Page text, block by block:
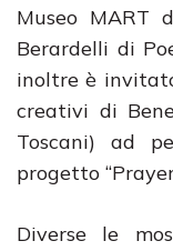
Museo MART
Berardelli di
inoltre è
creativi di
Toscani) ad
progetto
Diverse le